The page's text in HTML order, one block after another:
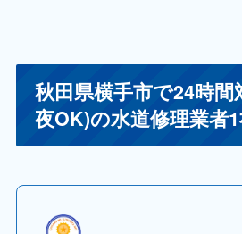
秋田県横手市で24時間
夜OK)の水道修理業者